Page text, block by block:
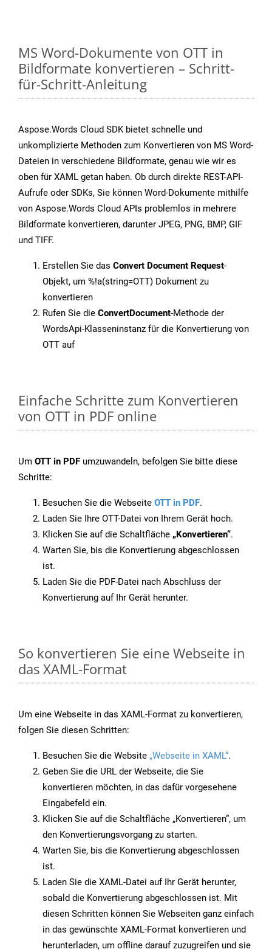
MS Word-Dokumente von OTT in
Bildformate konvertieren – Schritt-
für-Schritt-Anleitung
Aspose.Words Cloud SDK bietet schnelle und
unkomplizierte Methoden zum Konvertieren von MS Word-
Dateien in verschiedene Bildformate, genau wie wir es
oben für XAML getan haben. Ob durch direkte REST-API-
Aufrufe oder SDKs, Sie können Word-Dokumente mithilfe
von Aspose.Words Cloud APIs problemlos in mehrere
Bildformate konvertieren, darunter JPEG, PNG, BMP, GIF
und TIFF.
Erstellen Sie das Convert Document Request-
Objekt, um %!a(string=OTT) Dokument zu
konvertieren
Rufen Sie die ConvertDocument-Methode der
WordsApi-Klasseninstanz für die Konvertierung von
OTT auf
Einfache Schritte zum Konvertieren
von OTT in PDF online
Um OTT in PDF umzuwandeln, befolgen Sie bitte diese
Schritte:
Besuchen Sie die Webseite OTT in PDF.
Laden Sie Ihre OTT-Datei von Ihrem Gerät hoch.
Klicken Sie auf die Schaltfläche „Konvertieren“.
Warten Sie, bis die Konvertierung abgeschlossen
ist.
Laden Sie die PDF-Datei nach Abschluss der
Konvertierung auf Ihr Gerät herunter.
So konvertieren Sie eine Webseite in
das XAML-Format
Um eine Webseite in das XAML-Format zu konvertieren,
folgen Sie diesen Schritten:
Besuchen Sie die Website „Webseite in XAML“.
Geben Sie die URL der Webseite, die Sie
konvertieren möchten, in das dafür vorgesehene
Eingabefeld ein.
Klicken Sie auf die Schaltfläche „Konvertieren“, um
den Konvertierungsvorgang zu starten.
Warten Sie, bis die Konvertierung abgeschlossen
ist.
Laden Sie die XAML-Datei auf Ihr Gerät herunter,
sobald die Konvertierung abgeschlossen ist. Mit
diesen Schritten können Sie Webseiten ganz einfach
in das gewünschte XAML-Format konvertieren und
herunterladen, um offline darauf zuzugreifen und sie